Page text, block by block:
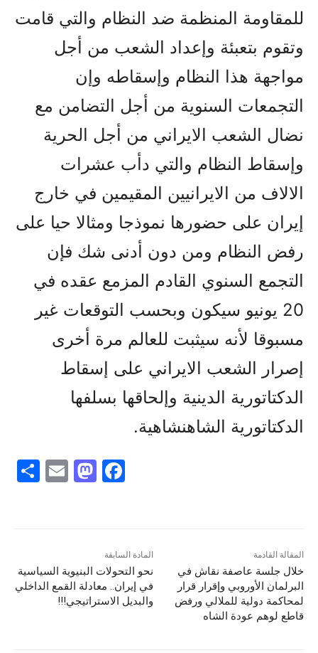
للمقاومة المنظمة ضد النظام والتي قامت
وتقوم بتعبئة وإعداد الشعب من أجل
مواجهة هذا النظام وإسقاطه وإن
التجمعات السنوية من أجل التضامن مع
نضال الشعب الايراني من أجل الحرية
وإسقاط النظام والتي دأب عشرات
الالاف من الايرانيين المقيمين في خارج
إيران على حضورها نموذجا ومثالا حيا على
رفض النظام ومن دون أدنى شك فإن
التجمع السنوي القادم المزمع عقده في
20 يونيو سيکون وبحسب التوقعات غير
مسبوقا لأنه سيثبت للعالم مرة أخرى
إصرار الشعب الايراني على إسقاط
الدکتاتورية الدينية وإلحاقها بسلفها
الدکتاتورية الشاهنشاهية.
F
b
o
o
M
d
o
n
E
المادة السابقة
نحو التحولات البنيوية السياسية
في إيران.. معادلة القمع الداخلي
والبديل الاستراتيجي!!!
المقالة القادمة
خلال جلسة عاصفة نقاش في
البرلمان الأوروبي وإقرار قرار
لمحاكمة دولية للملالي ورفض
قاطع لوهم عودة الشاه